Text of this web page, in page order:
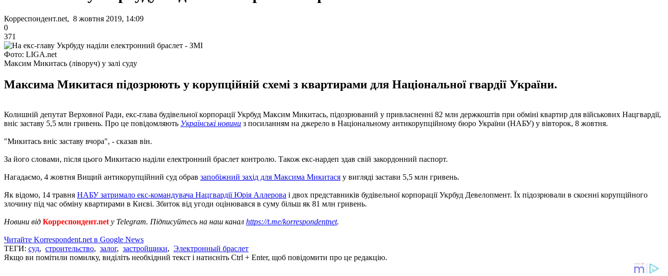
Корреспондент.net, 8 жовтня 2019, 14:09
0
371
Фото: LIGA.net
Максим Микитась (ліворуч) у залі суду
Максима Микитася підозрюють у корупційній схемі з квартирами для Національної гвардії України.
Колишній депутат Верховної Ради, екс-глава будівельної корпорації Укрбуд Максим Микитась, підозрюваний у привласненні 82 млн держкоштів при обміні квартир для військових Нацгвардії,
вніс заставу 5,5 млн гривень. Про це повідомляють Українські новини з посиланням на джерело в Національному антикорупційному бюро України (НАБУ) у вівторок, 8 жовтня.
"Микитась вніс заставу вчора", - сказав він.
За його словами, після цього Микитасю наділи електронний браслет контролю. Також екс-нардеп здав свій закордонний паспорт.
Нагадаємо, 4 жовтня Вищий антикорупційний суд обрав запобіжний захід для Максима Микитася у вигляді застави 5,5 млн гривень.
Як відомо, 14 травня НАБУ затримало екс-командувача Нацгвардії Юрія Аллерова і двох представників будівельної корпорації Укрбуд Девелопмент. Їх підозрювали в скоєнні корупційного
злочину під час обміну квартирами в Києві. Збиток від угоди оцінювався в суму більш як 81 млн гривень.
Новини від Корреспондент.net у Telegram. Підписуйтесь на наш канал https://t.me/korrespondentnet.
Читайте Korrespondent.net в Google News
ТЕГИ: суд, строительство, залог, застройщики, Электронный браслет
Якщо ви помітили помилку, виділіть необхідний текст і натисніть Ctrl + Enter, щоб повідомити про це редакцію.